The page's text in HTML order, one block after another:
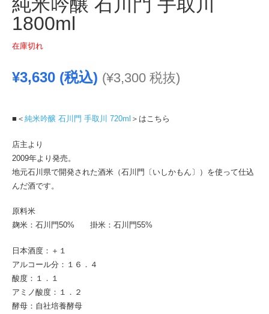
1800ml
在庫切れ
¥3,630 (税込) (¥3,300 税抜)
■＜ 純米吟醸 石川門 手取川 720ml ＞はこちら
店主より
2009年より発売。
地元石川県で開発された酒米（石川門〔いしかもん〕）を使って仕込
んだ酒です。
原料米
麹米：石川門50% 掛米：石川門55%
日本酒度：＋１
アルコール分：１６．４
酸度：１．１
アミノ酸度：１．２
酵母：自社培養酵母